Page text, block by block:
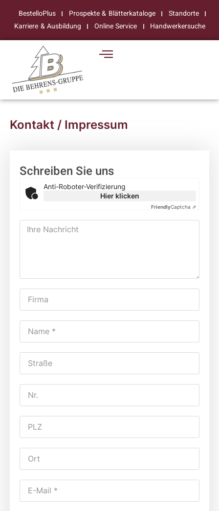
BestelloPlus Prospekte & Blätterkataloge
Standorte
Karriere & Ausbildung
Online Service Handwerkersuche
Kontakt / Impressum
Schreiben Sie uns
Anti-Roboter-Verifizierung
Hier klicken
FriendlyCaptcha ⇗